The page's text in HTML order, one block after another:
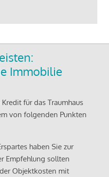
Immobilie
für das Traumhaus
von folgenden Punkten
haben Sie zur
Empfehlung sollten
Objektkosten mit